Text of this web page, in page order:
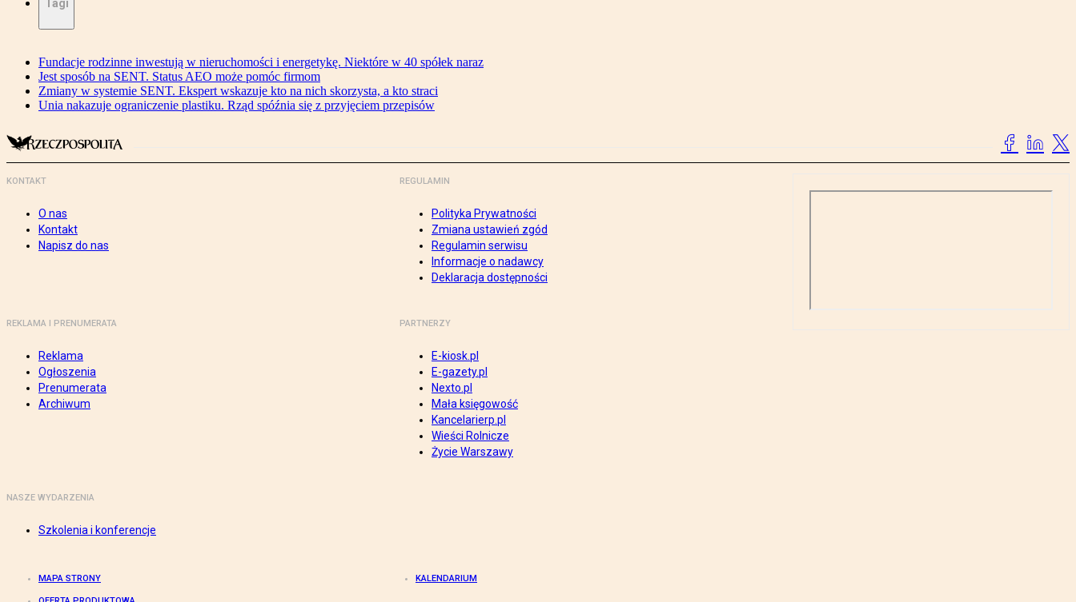
Tagi
Fundacje rodzinne inwestują w nieruchomości i energetykę. Niektóre w 40 spółek naraz
Jest sposób na SENT. Status AEO może pomóc firmom
Zmiany w systemie SENT. Ekspert wskazuje kto na nich skorzysta, a kto straci
Unia nakazuje ograniczenie plastiku. Rząd spóźnia się z przyjęciem przepisów
KONTAKT
O nas
Kontakt
Napisz do nas
REGULAMIN
Polityka Prywatności
Zmiana ustawień zgód
Regulamin serwisu
Informacje o nadawcy
Deklaracja dostępności
REKLAMA I PRENUMERATA
Reklama
Ogłoszenia
Prenumerata
Archiwum
PARTNERZY
E-kiosk.pl
E-gazety.pl
Nexto.pl
Mała księgowość
Kancelarierp.pl
Wieści Rolnicze
Życie Warszawy
NASZE WYDARZENIA
Szkolenia i konferencje
MAPA STRONY KALENDARIUM